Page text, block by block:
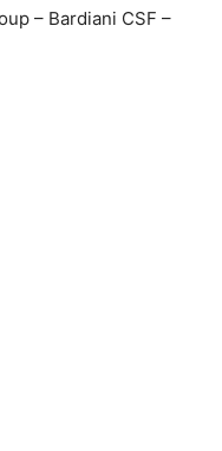
– Bardiani CSF –